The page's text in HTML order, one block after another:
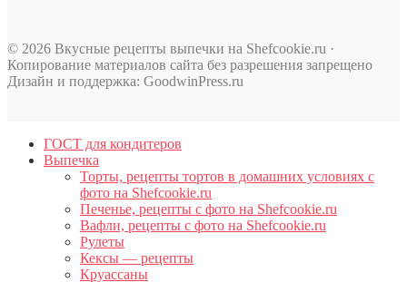
© 2026 Вкусные рецепты выпечки на Shefcookie.ru ·
Копирование материалов сайта без разрешения запрещено
Дизайн и поддержка: GoodwinPress.ru
ГОСТ для кондитеров
Выпечка
Торты, рецепты тортов в домашних условиях с
фото на Shefcookie.ru
Печенье, рецепты с фото на Shefcookie.ru
Вафли, рецепты с фото на Shefcookie.ru
Рулеты
Кексы — рецепты
Круассаны